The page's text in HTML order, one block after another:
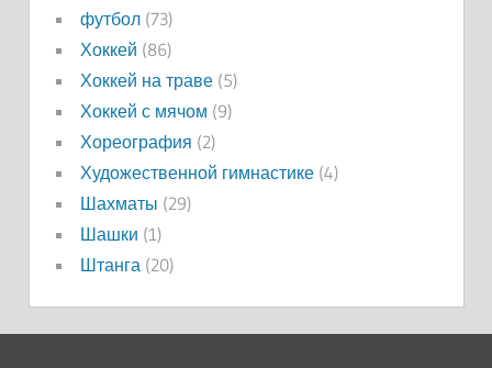
футбол(73)
Хоккей (86)
Хоккей на траве(5)
Хоккей с мячом (9)
Хореография (2)
Художественной гимнастике(4)
Шахматы (29)
Шашки (1)
Штанга (20)